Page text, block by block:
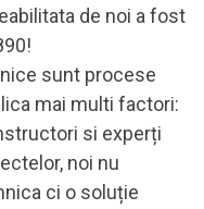
de noi a fost
sunt procese
mai multi factori:
si experți
noi nu
ci o soluție